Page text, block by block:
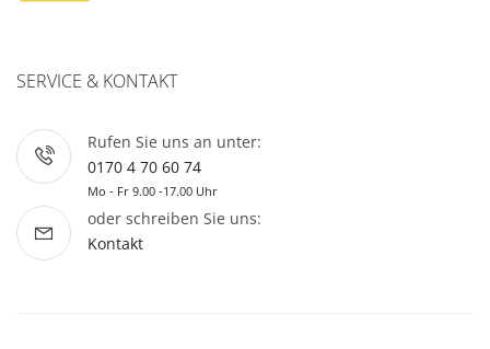
SERVICE & KONTAKT
Rufen Sie uns an unter:
0170 4 70 60 74
Mo - Fr 9.00 -17.00 Uhr
oder schreiben Sie uns:
Kontakt